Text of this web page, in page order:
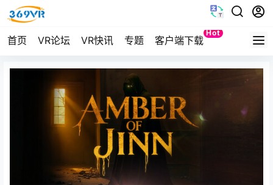
首页 VR论坛 VR快讯 专题 客户端下载
Hot
Quest